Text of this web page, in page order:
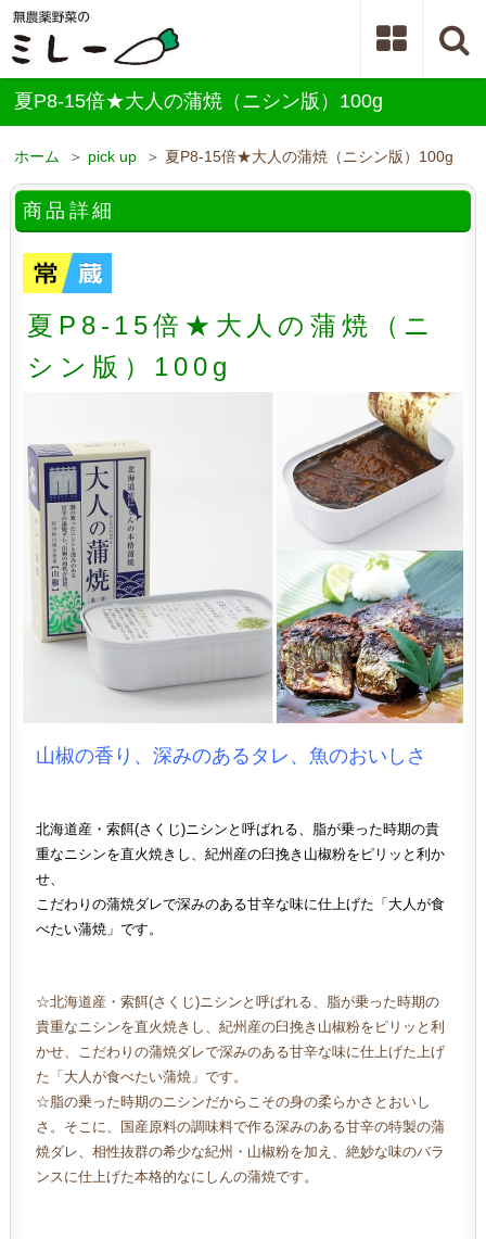
夏P8-15倍★大人の蒲焼（ニシン版）100g
ホーム ＞ pick up ＞ 夏P8-15倍★大人の蒲焼（ニシン版）100g
商品詳細
夏P8-15倍★大人の蒲焼（ニ
シン版）100g
山椒の香り、深みのあるタレ、魚のおいしさ
北海道産・索餌(さくじ)ニシンと呼ばれる、脂が乗った時期の貴
重なニシンを直火焼きし、紀州産の臼挽き山椒粉をピリッと利か
せ、
こだわりの蒲焼ダレで深みのある甘辛な味に仕上げた「大人が食
べたい蒲焼」です。
☆北海道産・索餌(さくじ)ニシンと呼ばれる、脂が乗った時期の
貴重なニシンを直火焼きし、紀州産の臼挽き山椒粉をピリッと利
かせ、こだわりの蒲焼ダレで深みのある⽢⾟な味に仕上げた上げ
た「大人が食べたい蒲焼」です。
☆脂の乗った時期のニシンだからこその身の柔らかさとおいし
さ。そこに、国産原料の調味料で作る深みのある⽢⾟の特製の蒲
焼ダレ、相性抜群の希少な紀州・山椒粉を加え、絶妙な味のバラ
ンスに仕上げた本格的なにしんの蒲焼です。